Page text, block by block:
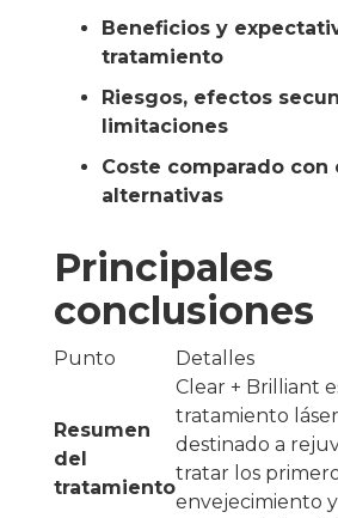
Beneficios y
tratamiento
Riesgos, efectos
limitaciones
Coste comparado con
alternativas
Principales
conclusiones
Punto Detalles
Resumen
del
tratamiento
Clear + Brilliant
tratamiento
destinado a
tratar los
envejecimiento